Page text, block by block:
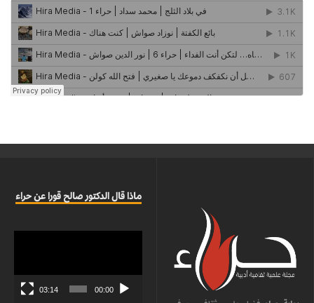
ماذا قال الدكتور صالح قورا عن حراء
00:00
03:14